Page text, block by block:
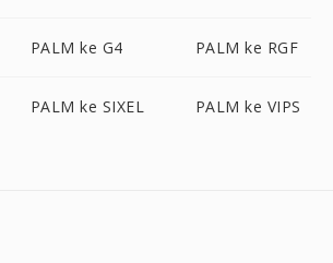
PALM ke G4 PALM ke RGF
PALM ke SIXEL PALM ke VIPS